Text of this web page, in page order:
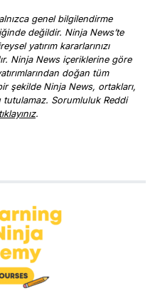
genel bilgilendirme
değildir. Ninja News’te
yatırım kararlarınızı
Ninja News içeriklerine göre
doğan tüm
şekilde Ninja News, ortakları,
tutulamaz. Sorumluluk Reddi
tıklayınız.